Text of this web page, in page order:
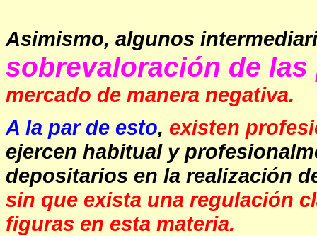
Asimismo, algunos
sobrevaloración de las
mercado de manera negativa.
A la par de esto, existen
ejercen habitual y
depositarios en la realización
sin que exista una regulación
figuras en esta materia.